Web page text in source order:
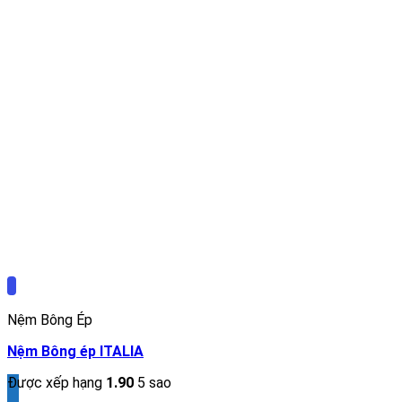
Nệm Bông Ép
Nệm Bông ép ITALIA
Được xếp hạng 1.90 5 sao